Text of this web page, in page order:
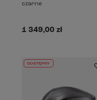
czarne
1 349,00 zł
DOSTĘPNY